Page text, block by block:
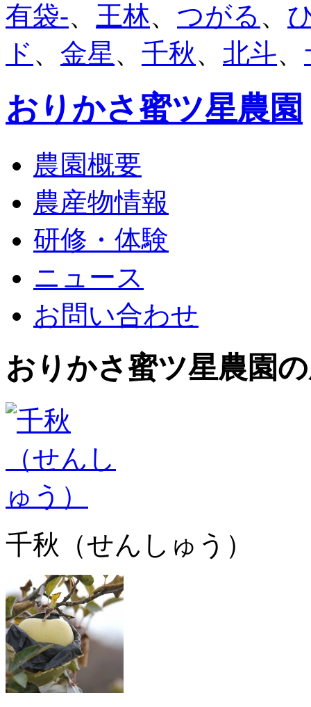
有袋-、 王林、 つがる 、
ド 、 金星、 千秋、 北斗、
おりかさ蜜ツ星農園
農園概要
農産物情報
研修・体験
ニュース
お問い合わせ
おりかさ蜜ツ星農園
千秋（せんしゅう）